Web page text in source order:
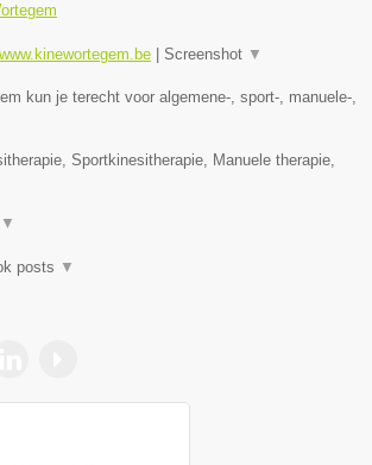
Screenshot ▼
kun je terecht voor algemene-, sport-, manuele-,
Sportkinesitherapie, Manuele therapie,
▼
posts ▼